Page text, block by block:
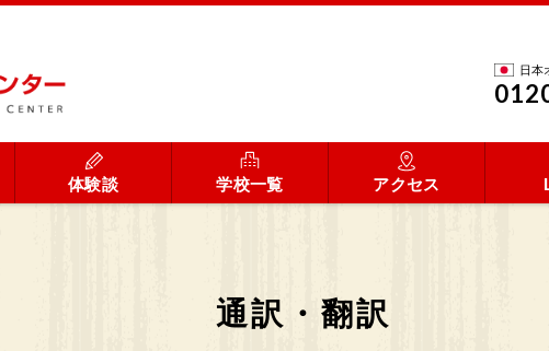
日本
体験談 学校一覧 アクセス
通訳・翻訳